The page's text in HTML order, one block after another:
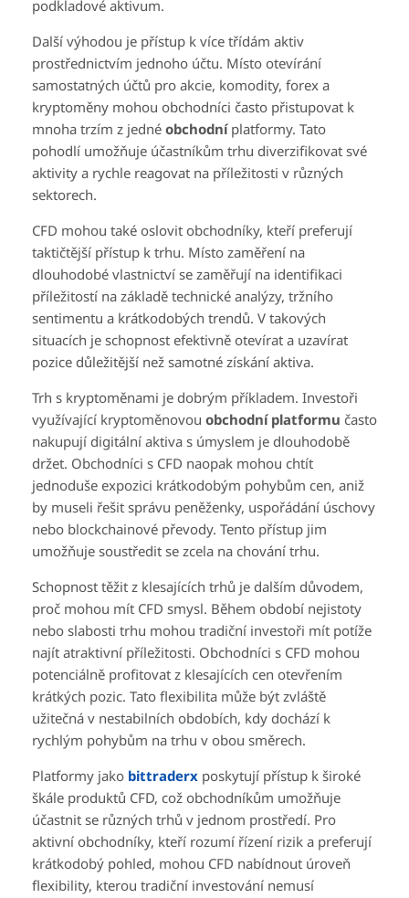
podkladové aktivum.
Další výhodou je přístup k více třídám aktiv
prostřednictvím jednoho účtu. Místo otevírání
samostatných účtů pro akcie, komodity, forex a
kryptoměny mohou obchodníci často přistupovat k
mnoha trzím z jedné obchodní platformy. Tato
pohodlí umožňuje účastníkům trhu diverzifikovat své
aktivity a rychle reagovat na příležitosti v různých
sektorech.
CFD mohou také oslovit obchodníky, kteří preferují
taktičtější přístup k trhu. Místo zaměření na
dlouhodobé vlastnictví se zaměřují na identifikaci
příležitostí na základě technické analýzy, tržního
sentimentu a krátkodobých trendů. V takových
situacích je schopnost efektivně otevírat a uzavírat
pozice důležitější než samotné získání aktiva.
Trh s kryptoměnami je dobrým příkladem. Investoři
využívající kryptoměnovou obchodní platformu často
nakupují digitální aktiva s úmyslem je dlouhodobě
držet. Obchodníci s CFD naopak mohou chtít
jednoduše expozici krátkodobým pohybům cen, aniž
by museli řešit správu peněženky, uspořádání úschovy
nebo blockchainové převody. Tento přístup jim
umožňuje soustředit se zcela na chování trhu.
Schopnost těžit z klesajících trhů je dalším důvodem,
proč mohou mít CFD smysl. Během období nejistoty
nebo slabosti trhu mohou tradiční investoři mít potíže
najít atraktivní příležitosti. Obchodníci s CFD mohou
potenciálně profitovat z klesajících cen otevřením
krátkých pozic. Tato flexibilita může být zvláště
užitečná v nestabilních obdobích, kdy dochází k
rychlým pohybům na trhu v obou směrech.
Platformy jako bittraderx poskytují přístup k široké
škále produktů CFD, což obchodníkům umožňuje
účastnit se různých trhů v jednom prostředí. Pro
aktivní obchodníky, kteří rozumí řízení rizik a preferují
krátkodobý pohled, mohou CFD nabídnout úroveň
flexibility, kterou tradiční investování nemusí